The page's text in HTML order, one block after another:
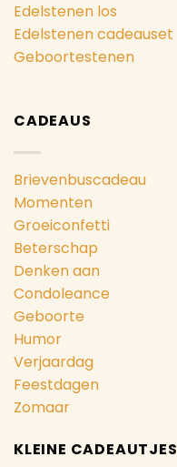
Edelstenen los
Edelstenen cadeauset
Geboortestenen
CADEAUS
Brievenbuscadeau
Momenten
Groeiconfetti
Beterschap
Denken aan
Condoleance
Geboorte
Humor
Verjaardag
Feestdagen
Zomaar
KLEINE CADEAUTJES